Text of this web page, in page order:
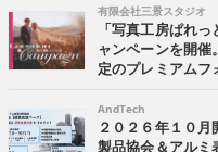
有限会社三景スタジオ
「写真工房ぱれ
ャンペーンを開催
定のプレミアムフ
AndTech
２０２６年１０
製品協会＆アルミ